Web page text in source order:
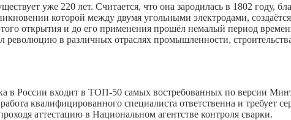
уже 220 лет. Считается, что она зародилась в 1802 году,
которой между двумя угольными электродами,
открытия и до его применения прошёл немалый период
революцию в различных отраслях промышленности,
в России входит в ТОП-50 самых востребованных по версии
квалифицированного специалиста ответственна и требует
аттестацию в Национальном агентстве контроля сварки.